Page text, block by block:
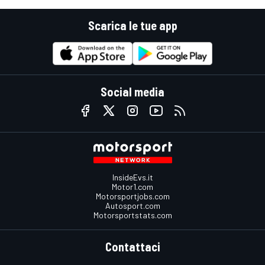
Scarica le tue app
Social media
InsideEvs.it
Motor1.com
Motorsportjobs.com
Autosport.com
Motorsportstats.com
Contattaci